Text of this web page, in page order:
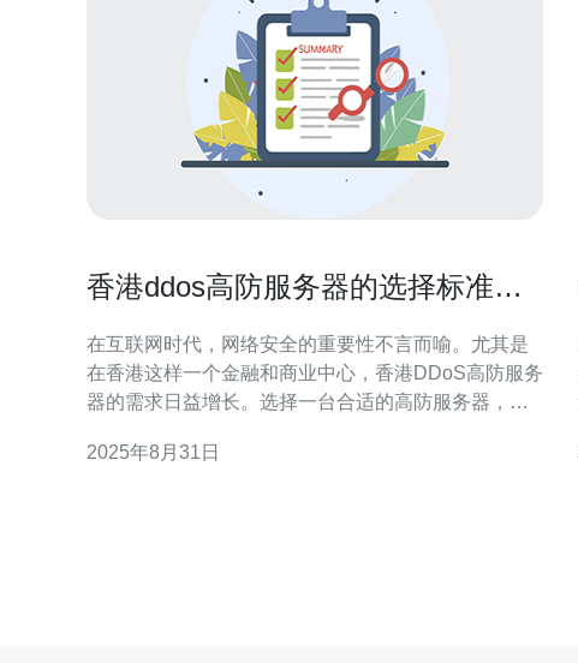
香港ddos高防服务器的选择标准与
在互联网时代，网络安全的重要性不言而喻。尤其是
在香港这样一个金融和商业中心，香港DDoS高防服务
器的需求日益增长。选择一台合适的高防服务器，不
本文将为您详细介绍在选择高防服务器时的标准，以
2025年8月31日